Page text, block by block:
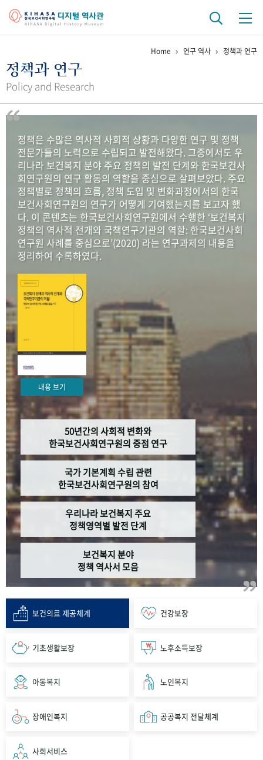
걸어온 길 기관 변천사
연구 역사
정책과 연구 키워드로 보는 연구 역사
연구자들
간행물 변천사
기록물 아카이브
사진 아카이브 문서 기록물 행정박물 영상 기록물
50+1주년 기념
성과 50선 숫자로 보는 50년
세계와 함께 한 KIHASA
VR 역사관
Home 연구 역사 정책과 연구
정책과 연구
Policy and Research
정책은 수많은 역사적 사회적 상황과 다양한 연구 및 정책
전문가들의 노력으로 수립되고 발전해왔다. 그중에서도 우
리나라 보건복지 분야 주요 정책의 발전 단계와 한국보건사
회연구원의 연구 활동의 역할을 중심으로 살펴보았다. 주요
정책별로 정책의 흐름, 정책 도입 및 변화과정에서의 한국
보건사회연구원의 연구가 어떻게 기여했는지를 보고자 했
다. 이 콘텐츠는 한국보건사회연구원에서 수행한 ‘보건복지
정책의 역사적 전개와 국책연구기관의 역할: 한국보건사회
연구원 사례를 중심으로’(2020) 라는 연구과제의 내용을
정리하여 수록하였다.
내용 보기
50년간의 사회적 변화와
한국보건사회연구원의 중점 연구
국가 기본계획 수립 관련
한국보건사회연구원의 참여
우리나라 보건복지 주요
정책영역별 발전 단계
보건복지 분야
정책 역사서 모음
보건의료 제공체계 건강보장
기초생활보장 노후소득보장
아동복지 노인복지
장애인복지 공공복지 전달체계
사회서비스